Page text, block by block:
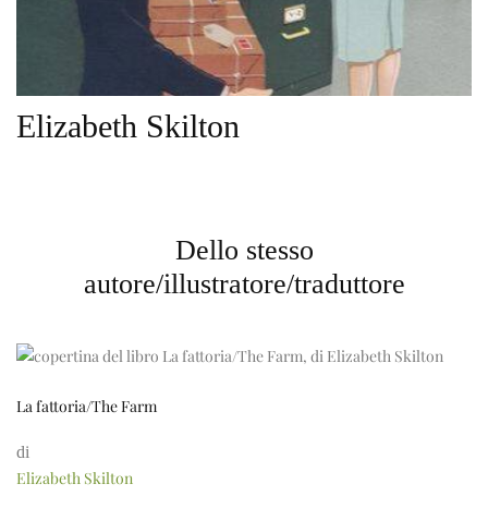
Elizabeth Skilton
Dello stesso
autore/illustratore/traduttore
La fattoria/The Farm
di
Elizabeth Skilton